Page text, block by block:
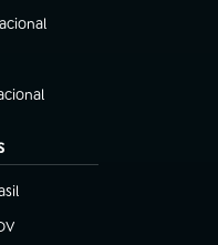
aba)
aba)
aba)